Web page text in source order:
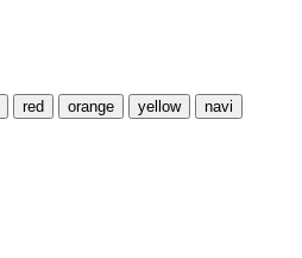
red orange yellow
navi